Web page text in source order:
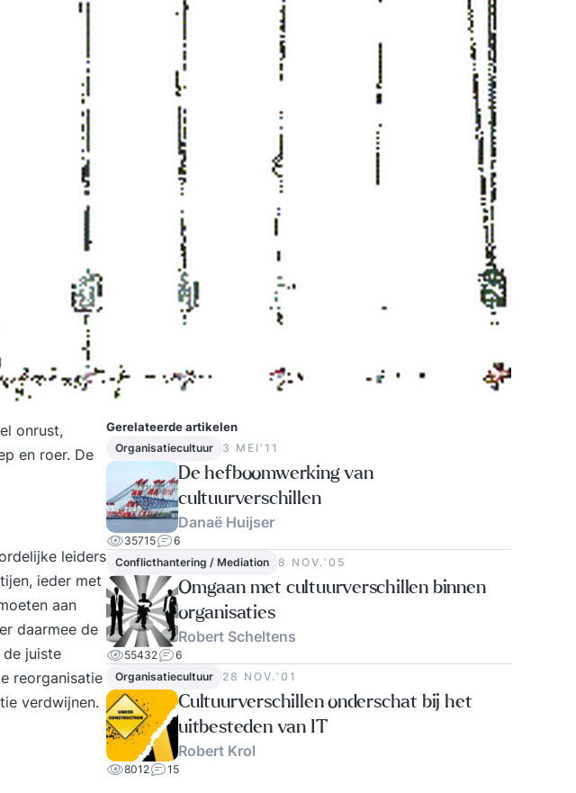
onrust,
en roer. De
leiders
ieder met
aan
daarmee de
juiste
reorganisatie
verdwijnen.
Gerelateerde artikelen
Organisatiecultuur 3 MEI‘11
De hefboomwerking van
cultuurverschillen
Danaë Huijser
35715
6
Conflicthantering / Mediation
8 NOV.‘05
Omgaan met cultuurverschillen binnen
organisaties
Robert Scheltens
55432
6
Organisatiecultuur
28 NOV.‘01
Cultuurverschillen onderschat bij het
uitbesteden van IT
Robert Krol
8012 15